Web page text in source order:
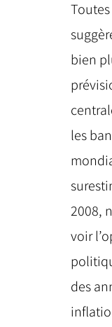
bien
les
2008,
voir
des